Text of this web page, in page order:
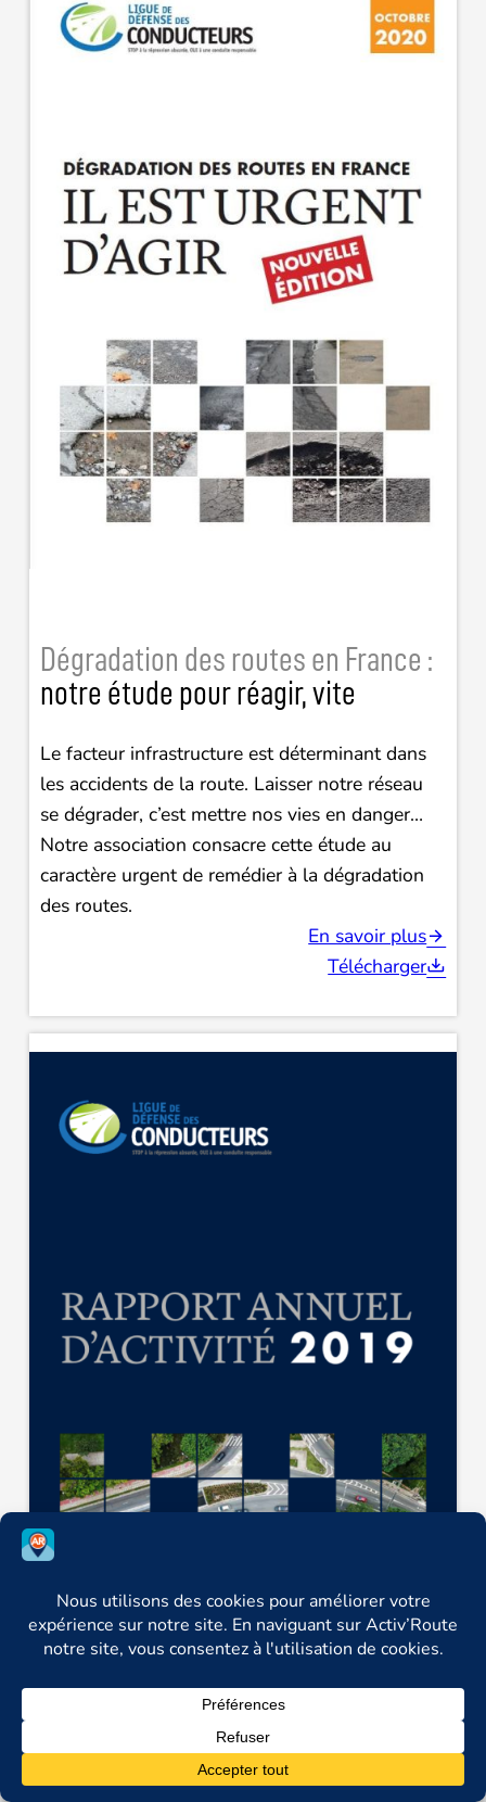
Dégradation des routes en France :
notre étude pour réagir, vite
Le facteur infrastructure est déterminant dans
les accidents de la route. Laisser notre réseau
se dégrader, c’est mettre nos vies en danger…
Notre association consacre cette étude au
caractère urgent de remédier à la dégradation
des routes.
En savoir plus
Télécharger
Rapport annuel 2019 de la LDC